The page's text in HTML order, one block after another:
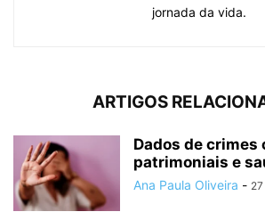
jornada da vida.
ARTIGOS
Dados de crimes
patrimoniais e
Ana Paula Oliveira -